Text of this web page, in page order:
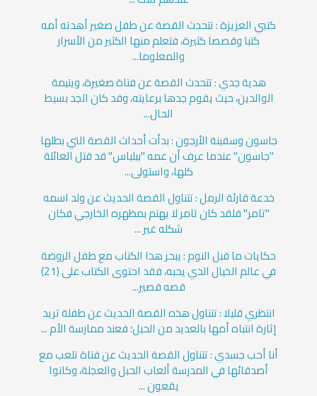
كتبي العزيزة : تتحدث القصة عن طفل صغير أهدته أمه
كتبا وقصصا كثيرة، فتعلم منها الكثير من الأسرار
والمعلوما...
هدية جدي : تتحدث القصة عن فتاة صغيرة، ويتيمة
الوالدين، حيث يقوم جدها برعايته، وقد كان الجد بسيط
الحال...
جاسون وسفينة الأرجون : بدأت أحداث القصة التي بطلها
"جاسون" عندما عرف أن عمه "بيلياس" قد قتل العائلة
كلها، واستولى...
خدعة قارئة الرمل : تتناول القصة الحديث عن ولد اسمه
"تامر" فلقد كان تامر لا يهتم بمظهره الخارجي فكان
شكله غير ...
حكايات ما قبل النوم : يبحر هذا الكتاب مع طفل الروضة
في عالم الخيال الذي يحبه، فقد احتوى الكتاب على (21)
قصه قصير...
انتظري قليلا : تتناول هذه القصة الحديث عن طفلة تريد
إثارة انتباه أمها بالعديد من الحيل؛ فعند ممارسة الأم ...
أنا أحب جسدي : تتناول القصة الحديث عن فتاة تلعب مع
أصدقائها في المدرسة ألعاب الحبل والعجلة، وكانوا
يقعون ...